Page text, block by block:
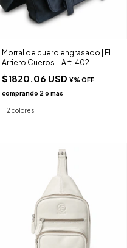
Morral de cuero engrasado | El
Arriero Cueros – Art. 402
$1820.06 USD
2 colores